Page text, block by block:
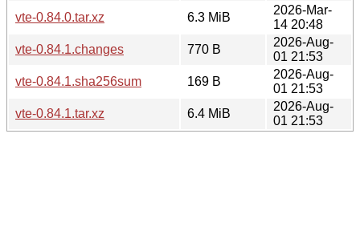
vte-0.84.0.tar.xz
6.3 MiB
2026-Mar-
14 20:48
vte-0.84.1.changes
770 B
2026-Aug-
01 21:53
vte-0.84.1.sha256sum
169 B
2026-Aug-
01 21:53
vte-0.84.1.tar.xz
6.4 MiB
2026-Aug-
01 21:53